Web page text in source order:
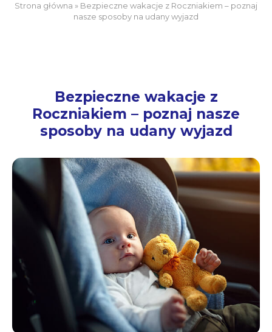
Strona główna » Bezpieczne wakacje z Roczniakiem – poznaj
nasze sposoby na udany wyjazd
Bezpieczne wakacje z
Roczniakiem – poznaj nasze
sposoby na udany wyjazd